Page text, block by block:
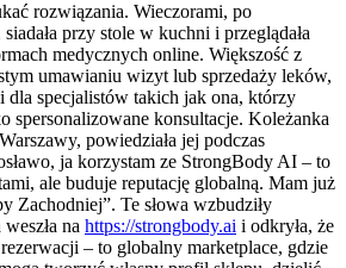
rozwiązania. Wieczorami, po
przy stole w kuchni i przeglądała
medycznych online. Większość z
umawianiu wizyt lub sprzedaży leków,
dla specjalistów takich jak ona, którzy
spersonalizowane konsultacje. Koleżanka
powiedziała jej podczas
ja korzystam ze StrongBody AI – to
ale buduje reputację globalną. Mam już
Zachodniej”. Te słowa wzbudziły
na https://strongbody.ai i odkryła, że
– to globalny marketplace, gdzie